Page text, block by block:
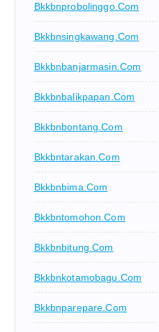
Bkkbnprobolinggo.com
Bkkbnsingkawang.com
Bkkbnbanjarmasin.com
Bkkbnbalikpapan.com
Bkkbnbontang.com
Bkkbntarakan.com
Bkkbnbima.com
Bkkbntomohon.com
Bkkbnbitung.com
Bkkbnkotamobagu.com
Bkkbnparepare.com